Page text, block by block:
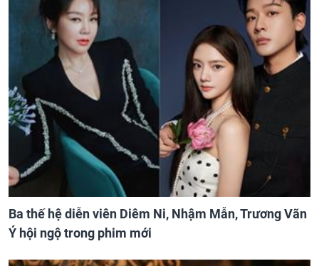
Ba thế hệ diễn viên Diêm Ni, Nhậm Mẫn, Trương Vãn
Ý hội ngộ trong phim mới